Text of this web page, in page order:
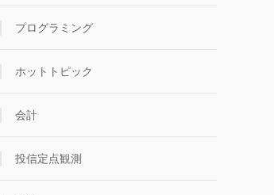
プログラミング
ホットトピック
会計
投信定点観測